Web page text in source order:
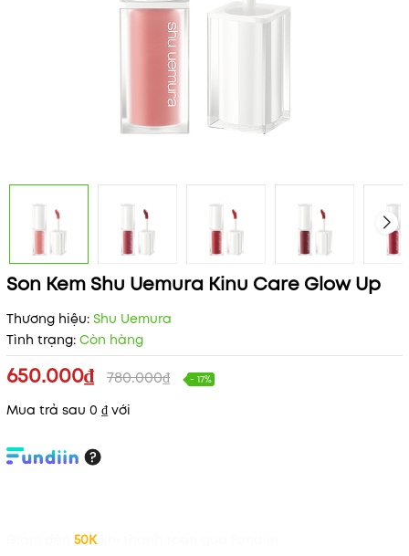
Son Kem Shu Uemura Kinu Care Glow Up
Thương hiệu: Shu Uemura
Tình trạng: Còn hàng
650.000₫ 780.000₫ - 17%
Mua trả sau 0 ₫ với
50K